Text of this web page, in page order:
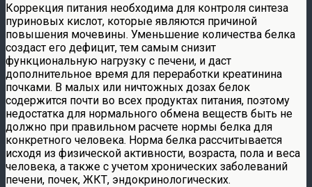
Коррекция питания необходима для контроля синтеза
пуриновых кислот, которые являются причиной
повышения мочевины. Уменьшение количества белка
создаст его дефицит, тем самым снизит
функциональную нагрузку с печени, и даст
дополнительное время для переработки креатинина
почками. В малых или ничтожных дозах белок
содержится почти во всех продуктах питания, поэтому
недостатка для нормального обмена веществ быть не
должно при правильном расчете нормы белка для
конкретного человека. Норма белка рассчитывается
исходя из физической активности, возраста, пола и веса
человека, а также с учетом хронических заболеваний
печени, почек, ЖКТ, эндокринологических.